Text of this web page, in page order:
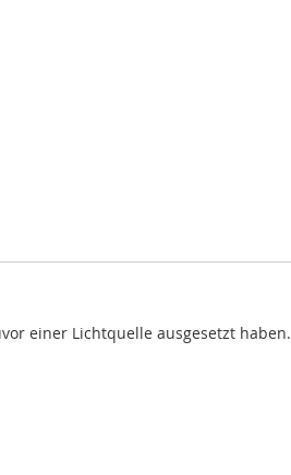
einer Lichtquelle ausgesetzt haben.